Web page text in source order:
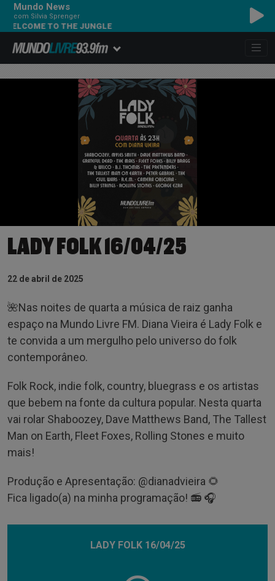
Mundo News
com Silvia Sprenger
TO THE JUNGLE
LADY FOLK 16/04/25
22 de abril de 2025
🌺Nas noites de quarta a música de raiz ganha
espaço na Mundo Livre FM. Diana Vieira é Lady Folk e
te convida a um mergulho pelo universo do folk
contemporâneo.
Folk Rock, indie folk, country, bluegrass e os artistas
que bebem na fonte da cultura popular. Nesta quarta
vai rolar Shaboozey, Dave Matthews Band, The Tallest
Man on Earth, Fleet Foxes, Rolling Stones e muito
mais!
Produção e Apresentação: @‌dianadvieira 🌻
Fica ligado(a) na minha programação! 📻 🎧
LADY FOLK 16/04/25